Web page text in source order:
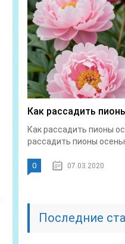
Как рассадить
Как рассадить пионы
рассадить пионы
0 07.03.2020
Последние